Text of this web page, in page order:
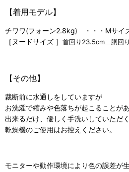
【着用モデル】
チワワ(フォーン2.8kg) ・・・Mサイ
［ヌードサイズ ］ 首回り23.5cm 胴回
【その他】
裁断前に水通しをしていますが
お洗濯で縮みや色落ちが起こることがあ
出来るだけ、優しく手洗いしていただ
乾燥機のご使用はお控えください。
モニターや動作環境により色の誤差が